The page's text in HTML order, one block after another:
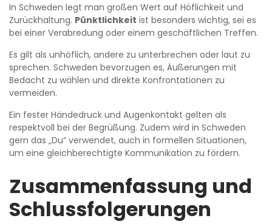
In Schweden legt man großen Wert auf Höflichkeit und
Zurückhaltung. Pünktlichkeit ist besonders wichtig, sei es
bei einer Verabredung oder einem geschäftlichen Treffen.
Es gilt als unhöflich, andere zu unterbrechen oder laut zu
sprechen. Schweden bevorzugen es, Äußerungen mit
Bedacht zu wählen und direkte Konfrontationen zu
vermeiden.
Ein fester Händedruck und Augenkontakt gelten als
respektvoll bei der Begrüßung. Zudem wird in Schweden
gern das „Du“ verwendet, auch in formellen Situationen,
um eine gleichberechtigte Kommunikation zu fördern.
Zusammenfassung und
Schlussfolgerungen